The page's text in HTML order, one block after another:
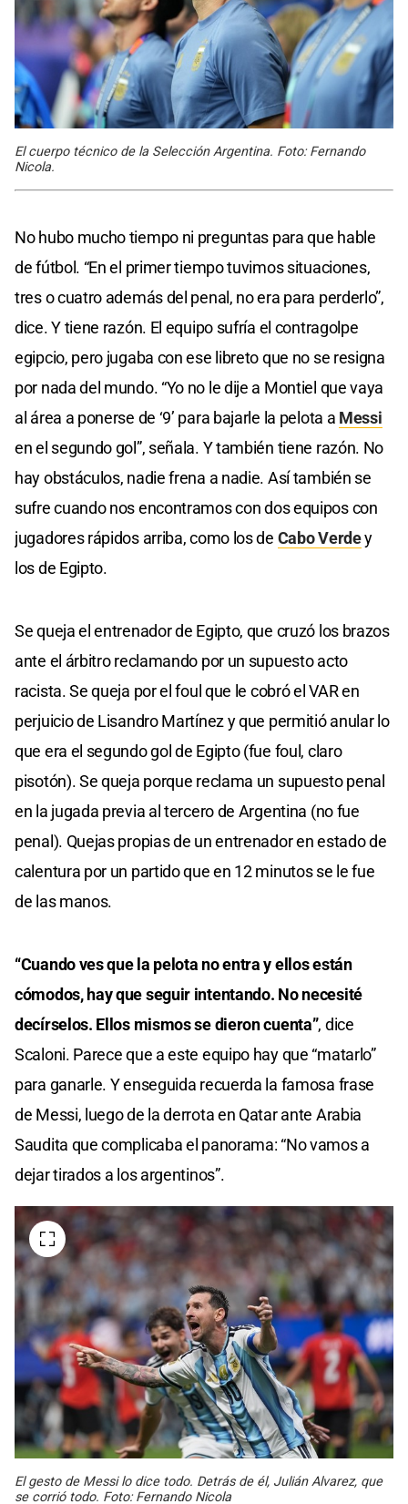
El cuerpo técnico de la Selección Argentina. Foto: Fernando
Nicola.
No hubo mucho tiempo ni preguntas para que hable
de fútbol. “En el primer tiempo tuvimos situaciones,
tres o cuatro además del penal, no era para perderlo”,
dice. Y tiene razón. El equipo sufría el contragolpe
egipcio, pero jugaba con ese libreto que no se resigna
por nada del mundo. “Yo no le dije a Montiel que vaya
al área a ponerse de ‘9’ para bajarle la pelota a Messi
en el segundo gol”, señala. Y también tiene razón. No
hay obstáculos, nadie frena a nadie. Así también se
sufre cuando nos encontramos con dos equipos con
jugadores rápidos arriba, como los de Cabo Verdey
los de Egipto.
Se queja el entrenador de Egipto, que cruzó los brazos
ante el árbitro reclamando por un supuesto acto
racista. Se queja por el foul que le cobró el VAR en
perjuicio de Lisandro Martínez y que permitió anular lo
que era el segundo gol de Egipto (fue foul, claro
pisotón). Se queja porque reclama un supuesto penal
en la jugada previa al tercero de Argentina (no fue
penal). Quejas propias de un entrenador en estado de
calentura por un partido que en 12 minutos se le fue
de las manos.
“Cuando ves que la pelota no entra y ellos están
cómodos, hay que seguir intentando. No necesité
decírselos. Ellos mismos se dieron cuenta”, dice
Scaloni. Parece que a este equipo hay que “matarlo”
para ganarle. Y enseguida recuerda la famosa frase
de Messi, luego de la derrota en Qatar ante Arabia
Saudita que complicaba el panorama: “No vamos a
dejar tirados a los argentinos”.
El gesto de Messi lo dice todo. Detrás de él, Julián Alvarez, que
se corrió todo. Foto: Fernando Nicola